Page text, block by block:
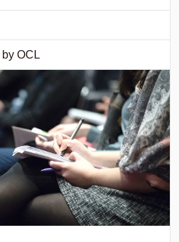
by OCL